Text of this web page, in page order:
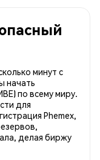
минут с
начать
по всему миру.
для
Phemex,
делая биржу